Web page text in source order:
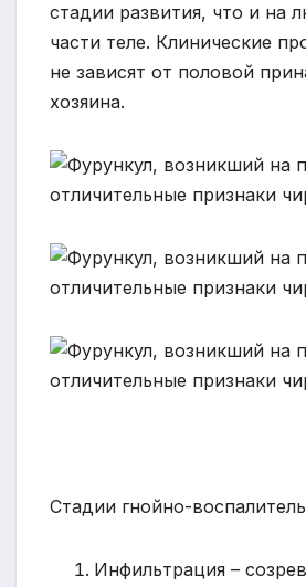
стадии развития, что и на
части теле. Клинические
не зависят от половой
хозяина.
Стадии гнойно-
Инфильтрация –